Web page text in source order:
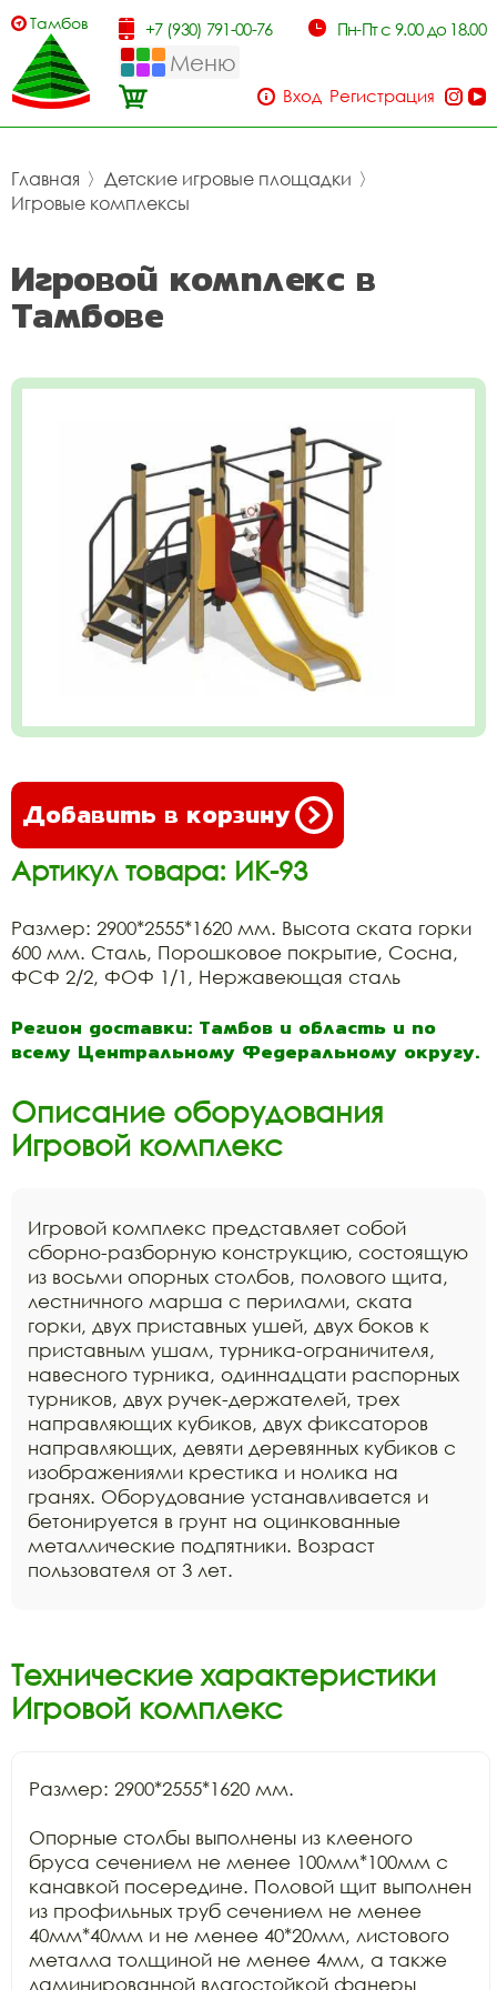
Тамбов +7 (930) 791-00-76 Пн-Пт с 9.00 до 18.00
Меню
Вход Регистрация
Главная 〉 Детские игровые площадки 〉
Игровые комплексы
Игровой комплекс в
Тамбове
Добавить в корзину
Артикул товара: ИК-93
Размер: 2900*2555*1620 мм. Высота ската горки
600 мм. Сталь, Порошковое покрытие, Сосна,
ФСФ 2/2, ФОФ 1/1, Нержавеющая сталь
Регион доставки: Тамбов и область и по
всему Центральному Федеральному округу.
Описание оборудования
Игровой комплекс
Игровой комплекс представляет собой
сборно-разборную конструкцию, состоящую
из восьми опорных столбов, полового щита,
лестничного марша с перилами, ската
горки, двух приставных ушей, двух боков к
приставным ушам, турника-ограничителя,
навесного турника, одиннадцати распорных
турников, двух ручек-держателей, трех
направляющих кубиков, двух фиксаторов
направляющих, девяти деревянных кубиков с
изображениями крестика и нолика на
гранях. Оборудование устанавливается и
бетонируется в грунт на оцинкованные
металлические подпятники. Возраст
пользователя от 3 лет.
Технические характеристики
Игровой комплекс
Размер: 2900*2555*1620 мм.
Опорные столбы выполнены из клееного
бруса сечением не менее 100мм*100мм с
канавкой посередине. Половой щит выполнен
из профильных труб сечением не менее
40мм*40мм и не менее 40*20мм, листового
металла толщиной не менее 4мм, а также
ламинированной влагостойкой фанеры